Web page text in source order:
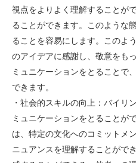
視点をよりよく理解することが
ることができます。このような
ることを容易にします。このよ
のアイデアに感謝し、敬意をも
ミュニケーションをとることで
できます。
・社会的スキルの向上：バイリ
ミュニケーションをとることが
は、特定の文化へのコミットメ
ニュアンスを理解することがで